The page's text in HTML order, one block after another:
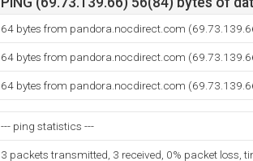
64 bytes from pandora.nocdirect.com
64 bytes from pandora.nocdirect.com
64 bytes from pandora.nocdirect.com
--- ping statistics ---
3 packets transmitted, 3 received, 0% packet loss,